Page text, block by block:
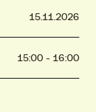
15.11.2026
15:00 - 16:00